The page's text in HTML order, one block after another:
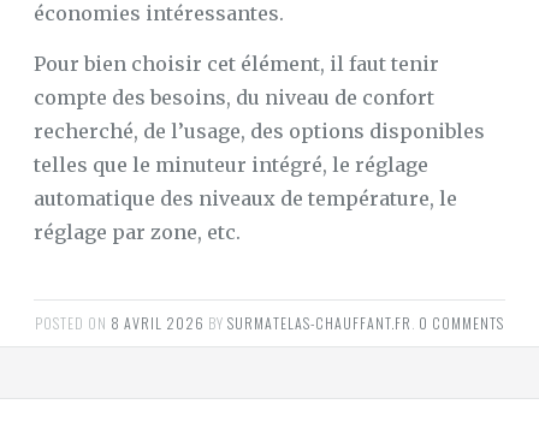
économies intéressantes.
Pour bien choisir cet élément, il faut tenir
compte des besoins, du niveau de confort
recherché, de l’usage, des options disponibles
telles que le minuteur intégré, le réglage
automatique des niveaux de température, le
réglage par zone, etc.
POSTED ON 8 AVRIL 2026 BY SURMATELAS-CHAUFFANT.FR 0 COMMENTS